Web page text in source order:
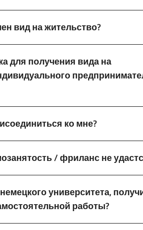
вид на жительство?
для получения вида на
ко мне?
/ фриланс не
университета,
работы?